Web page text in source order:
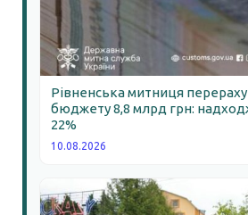
Рівненська митниця
бюджету 8,8 млрд грн:
22%
10.08.2026